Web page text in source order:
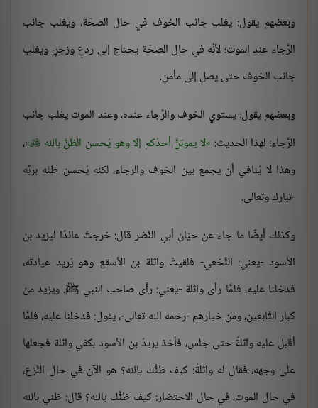
وبعضهم يقول: يغلب جانب الخوف في حال الصحّة، ويغلب جانب
الرَّجاء عند الموت؛ لأنَّه في حال الصحّة يحتاج إلى ردعٍ وزجرٍ، ويغلب
جانب الخوف حتى يصل إلى مأمنٍ.
وبعضهم يقول: يستوي الخوف والرَّجاء عنده، وعند الموت يغلب جانب
الرَّجاء؛ لهذا الحديث: لا يموتنَّ أحدُكم إلا وهو يُحسن الظنَّ بالله  ،
وهذا لا يُنافي أن يجمع بين الخوف والرجاء، لكنه يُحسن ظنّه بربِّه
-تبارك وتعالى.
وكذلك أيضًا ما جاء عن حيّان أبي النَّضر قال: خرجتُ عائدًا ليزيد بن
الأسود -يعني: النَّخعي- فلقيتُ واثلة بن الأسقع وهو يُريد عيادته،
فدخلنا عليه، فلمَّا رأى واثلة -يعني: رأى صاحب النبي ﷺ. ويزيد من
كبار التَّابعين، ومن خيارهم -رحمه الله تعالى-، يقول: فدخلنا عليه، فلمَّا
أقبل عليه واثلةُ حتى جلس، فأخذ يزيدُ بن الأسود بكفي واثلة فجعلها
على وجهه، فقال له واثلةُ: كيف ظنُّك بالله؟ هو الآن في حال النَّزع،
في حال الموت، في حال الاحتضار: كيف ظنُّك بالله؟ قال: ظني بالله